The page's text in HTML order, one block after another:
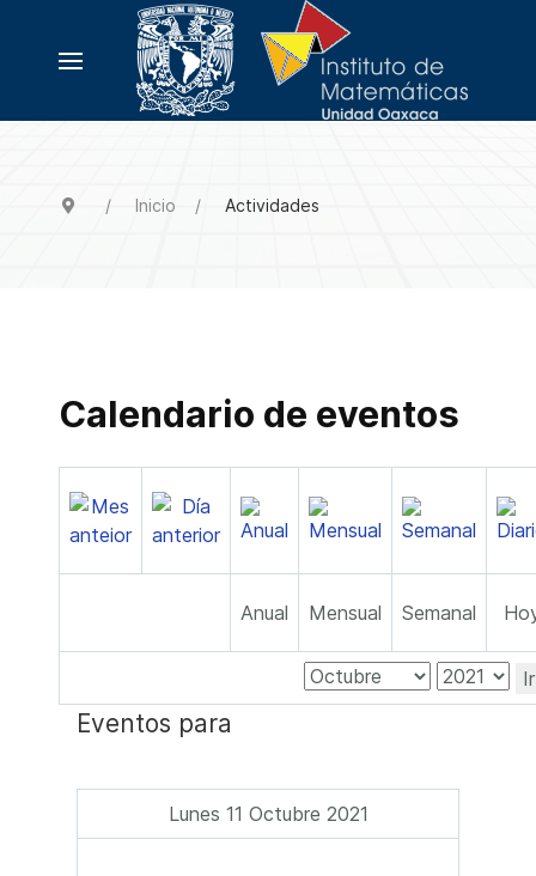
Inicio Actividades
Calendario de eventos
Anual Mensual Semanal
Eventos para
Lunes 11 Octubre 2021